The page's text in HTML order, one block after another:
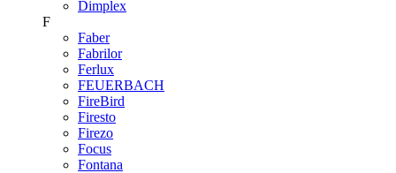
Dimplex
F
Faber
Fabrilor
Ferlux
FEUERBACH
FireBird
Firesto
Firezo
Focus
Fontana